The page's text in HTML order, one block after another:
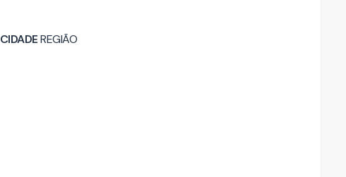
CIDADEREGIÃO